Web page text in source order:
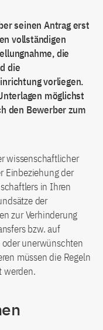
seinen Antrag erst
vollständigen
die
die
vorliegen.
möglichst
den Bewerber zum
wissenschaftlicher
Einbeziehung der
in Ihren
der
zur Verhinderung
bzw. auf
unerwünschten
müssen die Regeln
werden.